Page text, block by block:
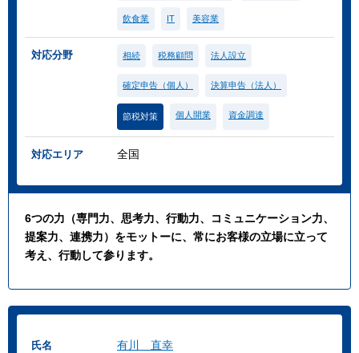
飲食業 IT 美容業
対応分野 相続 税務顧問 法人設立
確定申告（個人） 決算申告（法人）
節税対策 個人開業 資金調達
対応エリア 全国
6つの力（専門力、思考力、行動力、コミュニケーション力、
提案力、連携力）をモットーに、常にお客様の立場に立って
考え、行動して参ります。
氏名 有川 直幸